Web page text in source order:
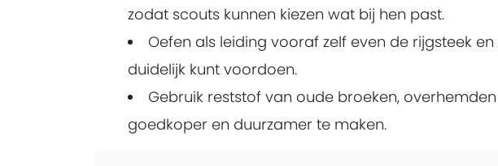
zodat scouts kunnen kiezen wat bij hen past.
Oefen als leiding vooraf zelf even de rijgsteek
duidelijk kunt voordoen.
Gebruik reststof van oude broeken,
goedkoper en duurzamer te maken.